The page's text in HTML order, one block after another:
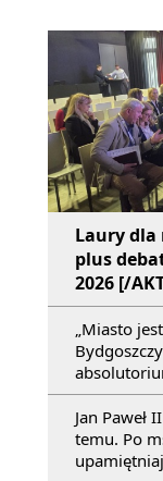
Laury dla
plus
2026 [/
„Miasto
Jan Paweł
temu. Po